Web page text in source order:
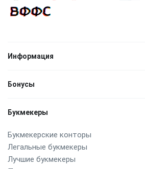
Информация
Бонусы
Букмекеры
Букмекерские конторы
Легальные букмекеры
Лучшие букмекеры